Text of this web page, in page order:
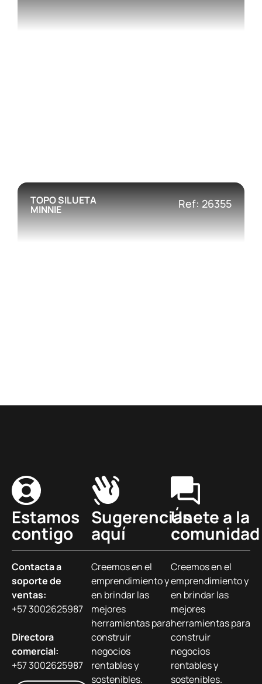
TOPO SILUETA
MINNIE Ref: 26355
Estamos
contigo
Contacta a
soporte de
ventas:
+57 3002625987
Directora
comercial:
+57 3002625987
Sugerencias
aquí
Creemos en el
emprendimiento y
en brindar las
mejores
herramientas para
construir
negocios
rentables y
sostenibles.
Únete a la
comunidad
Creemos en el
emprendimiento y
en brindar las
mejores
herramientas para
construir
negocios
rentables y
sostenibles.